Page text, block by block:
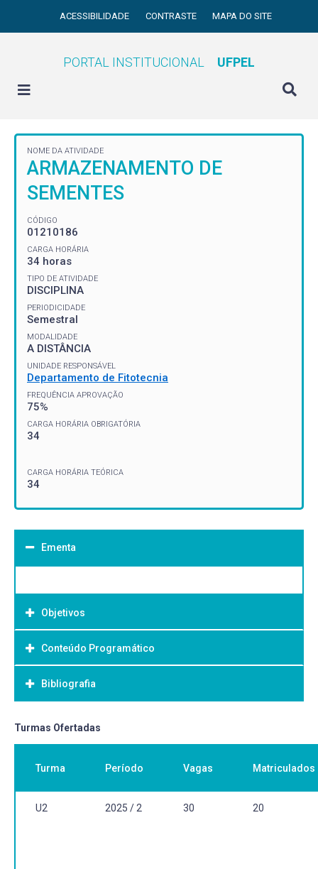
ACESSIBILIDADE CONTRASTE MAPA DO SITE
PORTAL INSTITUCIONAL UFPEL
NOME DA ATIVIDADE
ARMAZENAMENTO DE
SEMENTES
CÓDIGO
01210186
CARGA HORÁRIA
34 horas
TIPO DE ATIVIDADE
DISCIPLINA
PERIODICIDADE
Semestral
MODALIDADE
A DISTÂNCIA
UNIDADE RESPONSÁVEL
Departamento de Fitotecnia
FREQUÊNCIA APROVAÇÃO
75%
CARGA HORÁRIA OBRIGATÓRIA
34
CARGA HORÁRIA TEÓRICA
34
Ementa
Objetivos
Objetivo Geral:
Conteúdo Programático
Bibliografia
Bibliografia Básica:
Turmas Ofertadas
Turma Período Vagas Matriculados
U2 2025 / 2 30 20